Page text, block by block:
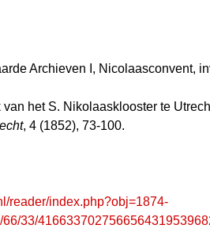
Archieven I, Nicolaasconvent,
van het S. Nikolaasklooster te
, 4 (1852), 73-100.
reader/index.php?obj=1874-
33/